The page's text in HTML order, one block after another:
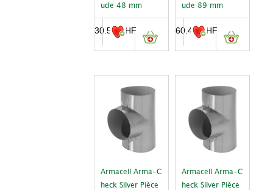
ude 48 mm
30.55CHF
ude 89 mm
60.40CHF
Armacell Arma-C
heck Silver Pièce
Armacell Arma-C
heck Silver Pièce